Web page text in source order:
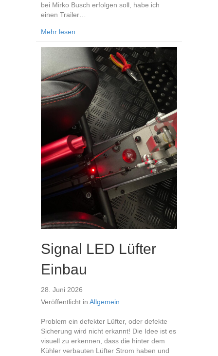
bei Mirko Busch erfolgen soll, habe ich
einen Trailer…
Mehr lesen
Signal LED Lüfter
Einbau
28. Juni 2026
Veröffentlicht in Allgemein
Problem ein defekter Lüfter, oder defekte
Sicherung wird nicht erkannt! Die Idee ist es
visuell zu erkennen, dass die hinter dem
Kühler verbauten Lüfter Strom haben und